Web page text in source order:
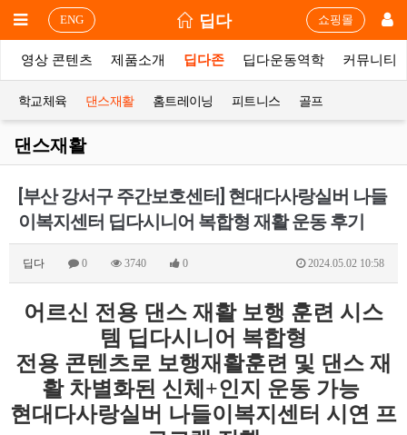
ENG 딥다 쇼핑몰
영상 콘텐츠 제품소개 딥다존 딥다운동역학 커뮤니티
학교체육 댄스재활 홈트레이닝 피트니스 골프
댄스재활
[부산 강서구 주간보호센터] 현대다사랑실버 나들
이복지센터 딥다시니어 복합형 재활 운동 후기
딥다 0 3740 0 2024.05.02 10:58
어르신 전용 댄스 재활 보행 훈련 시스
템 딥다시니어 복합형
전용 콘텐츠로 보행재활훈련 및 댄스 재
활 차별화된 신체+인지 운동 가능
현대다사랑실버 나들이복지센터 시연 프